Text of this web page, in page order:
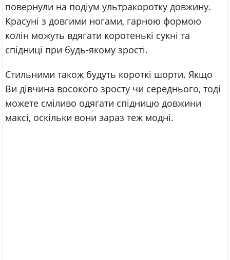
повернули на подіум ультракоротку довжину.
Красуні з довгими ногами, гарною формою
колін можуть вдягати коротенькі сукні та
спідниці при будь-якому зрості.
Стильними також будуть короткі шорти. Якщо
Ви дівчина восокого зросту чи середнього, тоді
можете сміливо одягати спідницю довжини
максі, оскільки вони зараз теж модні.